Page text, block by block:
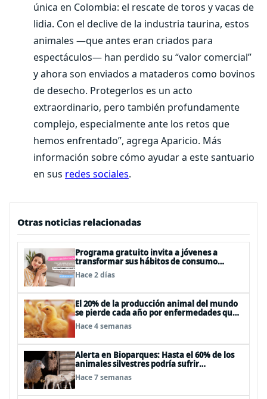
única en Colombia: el rescate de toros y vacas de
lidia. Con el declive de la industria taurina, estos
animales —que antes eran criados para
espectáculos— han perdido su “valor comercial”
y ahora son enviados a mataderos como bovinos
de desecho. Protegerlos es un acto
extraordinario, pero también profundamente
complejo, especialmente ante los retos que
hemos enfrentado”, agrega Aparicio. Más
información sobre cómo ayudar a este santuario
en sus redes sociales.
Otras noticias relacionadas
Programa gratuito invita a jóvenes a
transformar sus hábitos de consumo
cosmético, alimenticio y de moda
Hace 2 días
El 20% de la producción animal del mundo
se pierde cada año por enfermedades que
se pueden evitar
Hace 4 semanas
Alerta en Bioparques: Hasta el 60% de los
animales silvestres podría sufrir
desnutrición por dietas mal formuladas
Hace 7 semanas